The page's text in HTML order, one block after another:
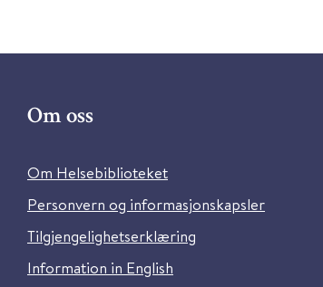
Om oss
Om Helsebiblioteket
Personvern og informasjonskapsler
Tilgjengelighetserklæring
Information in English